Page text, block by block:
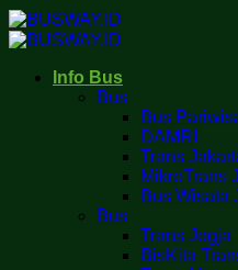
Skip
to
Info Bus
Bus
Bus
DAMRI
Trans
MikroTrans
Bus Wisata
Bus
Trans Jogja
BisKita